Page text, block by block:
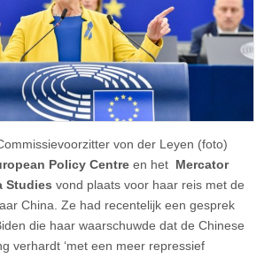
von der Leyen (foto)
Policy Centre en het Mercator
Studies vond plaats voor haar reis met de
China. Ze had recentelijk een gesprek
die haar waarschuwde dat de Chinese
verhardt ‘met een meer repressief